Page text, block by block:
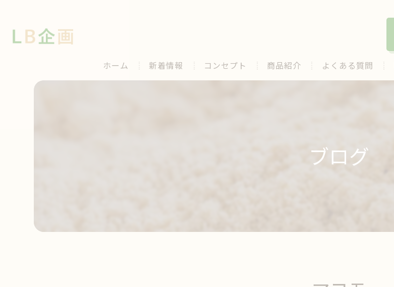
ホーム 新着情報 コンセプト 商品紹介 よくある質問
ブログ